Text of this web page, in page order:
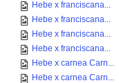
Hebe x franciscana...
Hebe x franciscana...
Hebe x franciscana...
Hebe x franciscana...
Hebe x carnea Carn...
Hebe x carnea Carn...